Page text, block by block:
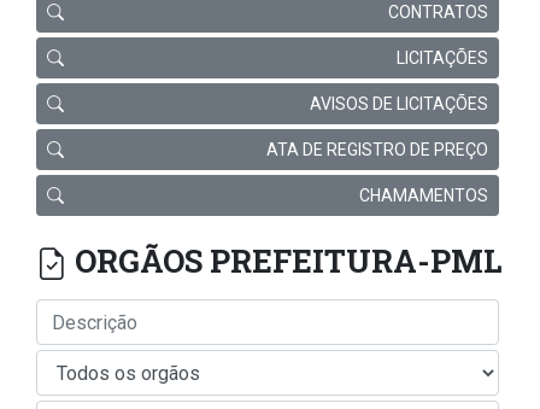
CONTRATOS
LICITAÇÕES
AVISOS DE LICITAÇÕES
ATA DE REGISTRO DE PREÇO
CHAMAMENTOS
ORGÃOS PREFEITURA-PML